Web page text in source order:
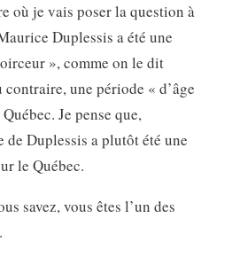
où je vais poser la question à
Duplessis a été une
», comme on le dit
une période « d’âge
Je pense que,
de Duplessis a plutôt été une
le Québec.
savez, vous êtes l’un des